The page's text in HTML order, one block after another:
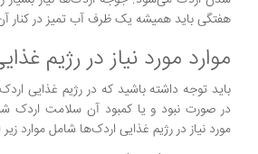
هفتگی باید همیشه یک ظرف آب تمیز در کنار
موارد مورد نیاز در رژیم
باید توجه داشته باشید که در رژیم غذایی
در صورت نبود و یا کمبود آن سلامت اردک
مورد نیاز در رژیم غذایی اردک‌ها شامل موارد